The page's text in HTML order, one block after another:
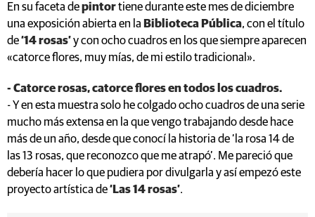
En su faceta depintortiene durante este mes de diciembre
una exposición abierta en la Biblioteca Pública, con el título
de‘14 rosas’y con ocho cuadros en los que siempre aparecen
«catorce flores, muy mías, de mi estilo tradicional».
- Catorce rosas, catorce flores en todos los cuadros.
- Y en esta muestra solo he colgado ocho cuadros de una serie
mucho más extensa en la que vengo trabajando desde hace
más de un año, desde que conocí la historia de ‘la rosa 14 de
las 13 rosas, que reconozco que me atrapó’. Me pareció que
debería hacer lo que pudiera por divulgarla y así empezó este
proyecto artística de‘Las 14 rosas’.